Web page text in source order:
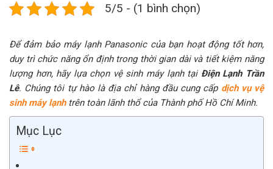
5/5 - (1 bình chọn)
Để đảm bảo máy lạnh Panasonic của bạn hoạt động tốt hơn,
duy trì chức năng ổn định trong thời gian dài và tiết kiệm năng
lượng hơn, hãy lựa chọn vệ sinh máy lạnh tại Điện Lạnh Trần
Lê. Chúng tôi tự hào là địa chỉ hàng đầu cung cấp dịch vụ vệ
sinh máy lạnhtrên toàn lãnh thổ của Thành phố Hồ Chí Minh.
Mục Lục